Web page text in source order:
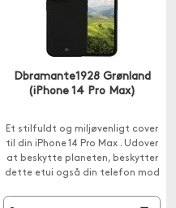
Dbramante1928 Grønland
(iPhone 14 Pro Max)
Et stilfuldt og miljøvenligt cover
til din iPhone 14 Pro Max . Udover
at beskytte planeten, beskytter
dette etui også din telefon mod